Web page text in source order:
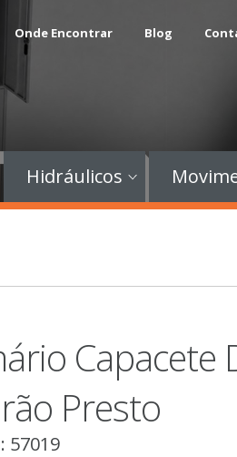
Onde Encontrar Blog
Hidráulicos
Capacete
Presto
57019